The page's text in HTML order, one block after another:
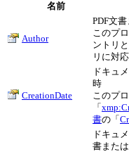
名前
Author
PDF文
このプ
ントリと
リに対
CreationDate
ドキュ
時
このプ
「
書の「
ドキュ
書また